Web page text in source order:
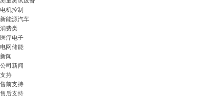
电机控制
新能源汽车
消费类
医疗电子
电网储能
新闻
公司新闻
支持
售前支持
售后支持